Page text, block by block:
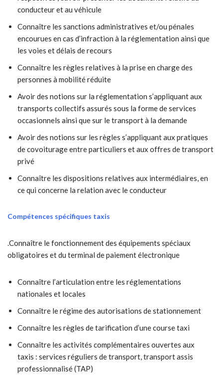
conducteur et au véhicule
Connaître les sanctions administratives et/ou pénales
encourues en cas d’infraction à la réglementation ainsi que
les voies et délais de recours
Connaître les règles relatives à la prise en charge des
personnes à mobilité réduite
Avoir des notions sur la réglementation s’appliquant aux
transports collectifs assurés sous la forme de services
occasionnels ainsi que sur le transport à la demande
Avoir des notions sur les règles s’appliquant aux pratiques
de covoiturage entre particuliers et aux offres de transport
privé
Connaître les dispositions relatives aux intermédiaires, en
ce qui concerne la relation avec le conducteur
Compétences spécifiques taxis
.Connaître le fonctionnement des équipements spéciaux
obligatoires et du terminal de paiement électronique
Connaître l’articulation entre les réglementations
nationales et locales
Connaître le régime des autorisations de stationnement
Connaître les règles de tarification d’une course taxi
Connaître les activités complémentaires ouvertes aux
taxis : services réguliers de transport, transport assis
professionnalisé (TAP)